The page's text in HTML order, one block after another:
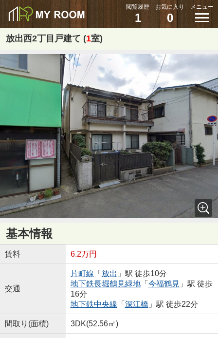
閲覧履歴
1
お気に入り
0
メニュー
放出西2丁目戸建て (1室)
基本情報
賃料 6.2万円
交通
片町線 「 放出 」駅 徒歩10分
地下鉄長堀鶴見緑地「 今福鶴見 」駅 徒歩
16分
地下鉄中央線 「 深江橋 」駅 徒歩22分
間取り(面積) 3DK(52.56㎡)